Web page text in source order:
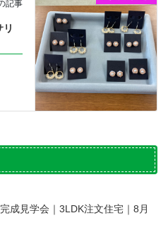
記事
完成見学会｜3LDK注文住宅｜8月